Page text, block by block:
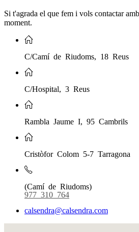
Si t'agrada el que fem i vols contactar
moment.
C/Camí de Riudoms, 18 Reus
C/Hospital, 3 Reus
Rambla Jaume I, 95 Cambrils
Cristòfor Colom 5-7 Tarragona
(Camí de Riudoms)
977 310 764
calsendra@calsendra.com